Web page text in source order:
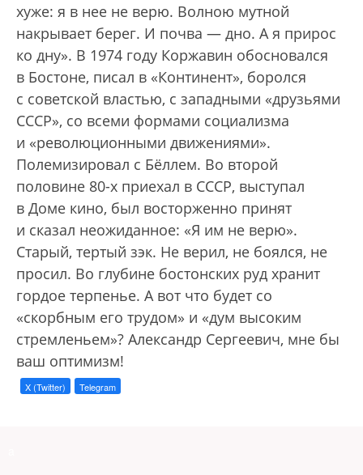
хуже: я в нее не верю. Волною мутной
накрывает берег. И почва — дно. А я прирос
ко дну». В 1974 году Коржавин обосновался
в Бос­тоне, писал в «Континент», боролся
с советской властью, с западными «друзьями
СССР», со всеми формами социализма
и «революционными движениями».
Полемизировал с Бёллем. Во второй
половине 80-х приехал в СССР, выступал
в Доме кино, был восторженно принят
и сказал неожиданное: «Я им не верю».
Старый, тертый зэк. Не верил, не боялся, не
просил. Во глубине бостонских руд хранит
гордое терпенье. А вот что будет со
«скорбным его трудом» и «дум высоким
стремленьем»? Александр Сергеевич, мне бы
ваш оптимизм!
X (Twitter) Telegram